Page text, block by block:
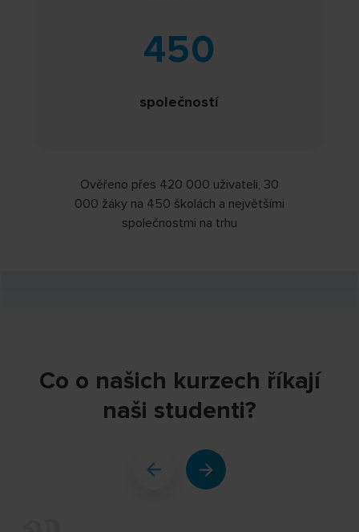
450
společností
Ověřeno přes 420 000 uživateli, 30
000 žáky na 450 školách a největšími
společnostmi na trhu
Co o našich kurzech říkají
naši studenti?